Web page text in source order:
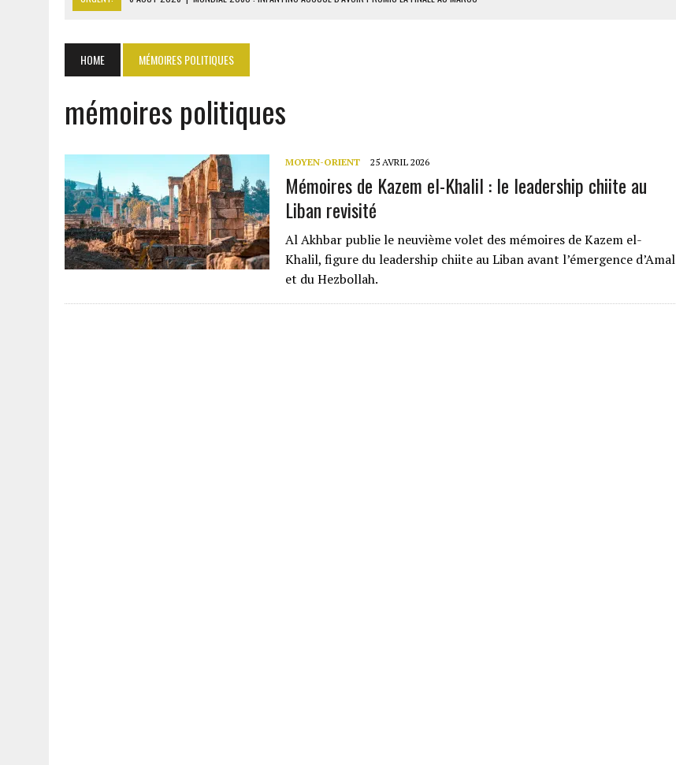
CÔTE D’IVOIRE-UE : 1 074 LIGNES TARIFAIRES DANS LA 4E PHASE DE L’APE
6 AOÛT 2026 | LA BANQUE MONDIALE ACCORDE 340 MILLIARDS FCFA AU SÉNÉGAL
6 AOÛT 2026
CAN FÉMININE : LA CÔTE D’IVOIRE ET L’AFRIQUE DU SUD DÉCROCHENT LEUR QUALIFICATION POUR LES QUARTS DE FINALE
HOME MÉMOIRES POLITIQUES
mémoires politiques
MOYEN-ORIENT 25 AVRIL 2026
Mémoires de Kazem el-Khalil : le leadership chiite au
Liban revisité
Al Akhbar publie le neuvième volet des mémoires de Kazem el-
Khalil, figure du leadership chiite au Liban avant l’émergence d’Amal
et du Hezbollah.